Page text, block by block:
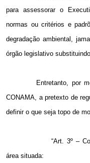
para assessorar o
normas ou critérios e
degradação ambiental,
órgão legislativo
Entretanto, por
CONAMA, a pretexto de
definir o que seja topo de
“Art. 3º –
área situada: